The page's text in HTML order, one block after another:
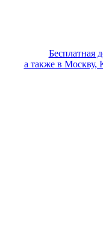
Бесплатная
а также в Москву,